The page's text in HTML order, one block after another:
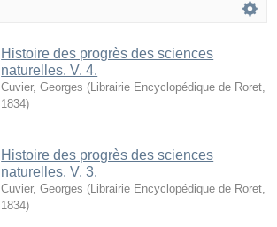
Histoire des progrès des sciences
naturelles. V. 4.
Cuvier, Georges ( Librairie Encyclopédique de Roret
1834)
Histoire des progrès des sciences
naturelles. V. 3.
Cuvier, Georges ( Librairie Encyclopédique de Roret
1834)